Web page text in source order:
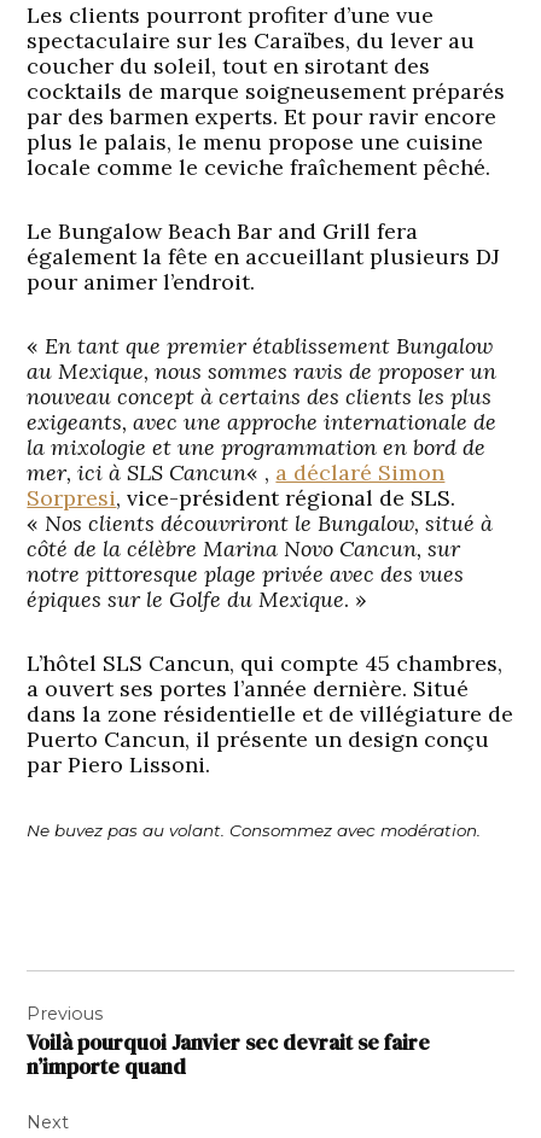
Les clients pourront profiter d’une vue
spectaculaire sur les Caraïbes, du lever au
coucher du soleil, tout en sirotant des
cocktails de marque soigneusement préparés
par des barmen experts. Et pour ravir encore
plus le palais, le menu propose une cuisine
locale comme le ceviche fraîchement pêché.
Le Bungalow Beach Bar and Grill fera
également la fête en accueillant plusieurs DJ
pour animer l’endroit.
«En tant que premier établissement Bungalow
au Mexique, nous sommes ravis de proposer un
nouveau concept à certains des clients les plus
exigeants, avec une approche internationale de
la mixologie et une programmation en bord de
mer, ici à SLS Cancun« , a déclaré Simon
Sorpresi, vice-président régional de SLS.
«Nos clients découvriront le Bungalow, situé à
côté de la célèbre Marina Novo Cancun, sur
notre pittoresque plage privée avec des vues
épiques sur le Golfe du Mexique. »
L’hôtel SLS Cancun, qui compte 45 chambres,
a ouvert ses portes l’année dernière. Situé
dans la zone résidentielle et de villégiature de
Puerto Cancun, il présente un design conçu
par Piero Lissoni.
Ne buvez pas au volant. Consommez avec modération.
de
l’article
Previous
Voilà pourquoi Janvier sec devrait se faire
n’importe quand
Next